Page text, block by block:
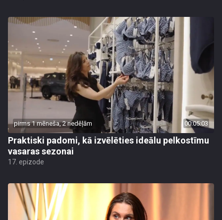
pirms 1 mēneša, 2 nedēļām 00:05:03
Praktiski padomi, kā izvēlēties ideālu pelkostīmu
vasaras sezonai
17. epizode